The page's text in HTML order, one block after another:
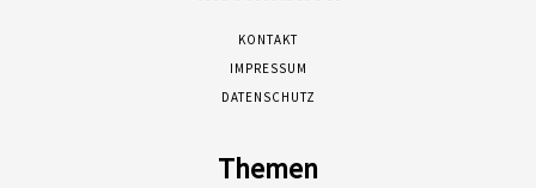
KONTAKT
IMPRESSUM
DATENSCHUTZ
Themen